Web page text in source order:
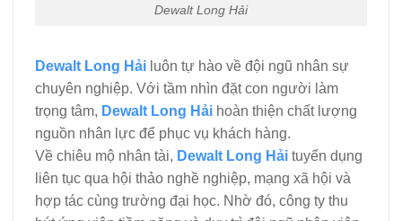
Dewalt Long Hải
Dewalt Long Hải luôn tự hào về đội ngũ nhân sự
chuyên nghiệp. Với tầm nhìn đặt con người làm
trọng tâm, Dewalt Long Hải hoàn thiện chất lượng
nguồn nhân lực để phục vụ khách hàng.
Về chiêu mộ nhân tài, Dewalt Long Hải tuyển dụng
liên tục qua hội thảo nghề nghiệp, mạng xã hội và
hợp tác cùng trường đại học. Nhờ đó, công ty thu